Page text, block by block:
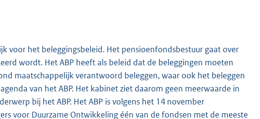
voor het beleggingsbeleid. Het pensioenfondsbestuur gaat over
wordt. Het ABP heeft als beleid dat de beleggingen moeten
maatschappelijk verantwoord beleggen, waar ook het beleggen
van het ABP. Het kabinet ziet daarom geen meerwaarde in
bij het ABP. Het ABP is volgens het 14 november
voor Duurzame Ontwikkeling één van de fondsen met de meeste